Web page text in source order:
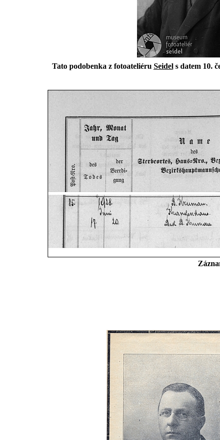
Tato podobenka z fotoateliéru Seidels datem 10.